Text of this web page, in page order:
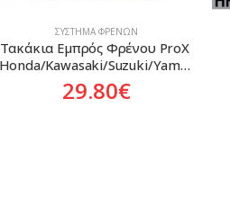
ΣΎΣΤΗΜΑ ΦΡΈΝΩΝ
Τακάκια Εμπρός Φρένου ProX
Honda/Kawasaki/Suzuki/Yamaha
29.80€